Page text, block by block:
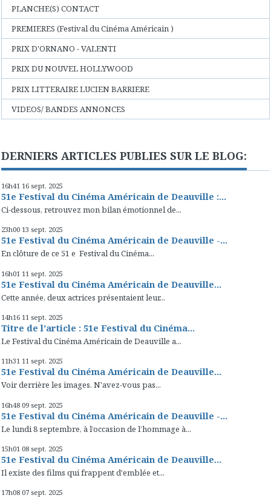
PLANCHE(S) CONTACT
PREMIERES (Festival du Cinéma Américain )
PRIX D'ORNANO - VALENTI
PRIX DU NOUVEL HOLLYWOOD
PRIX LITTERAIRE LUCIEN BARRIERE
VIDEOS/ BANDES ANNONCES
DERNIERS ARTICLES PUBLIES SUR LE BLOG:
16h41 16 sept. 2025
51e Festival du Cinéma Américain de Deauville :...
Ci-dessous, retrouvez mon bilan émotionnel de...
23h00 13 sept. 2025
51e Festival du Cinéma Américain de Deauville -...
En clôture de ce 51 e Festival du Cinéma...
16h01 11 sept. 2025
51e Festival du Cinéma Américain de Deauville...
Cette année, deux actrices présentaient leur...
14h16 11 sept. 2025
Titre de l’article : 51e Festival du Cinéma...
Le Festival du Cinéma Américain de Deauville a...
11h31 11 sept. 2025
51e Festival du Cinéma Américain de Deauville...
Voir derrière les images. N'avez-vous pas...
16h48 09 sept. 2025
51e Festival du Cinéma Américain de Deauville -...
Le lundi 8 septembre, à l’occasion de l’hommage à...
15h01 08 sept. 2025
51e Festival du Cinéma Américain de Deauville...
Il existe des films qui frappent d'emblée et...
17h08 07 sept. 2025